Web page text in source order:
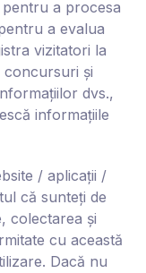
a procesa
a evalua
vizitatori la
concursuri și
dvs.,
informațiile
/ aplicații /
că sunteți de
colectarea și
cu această
Dacă nu